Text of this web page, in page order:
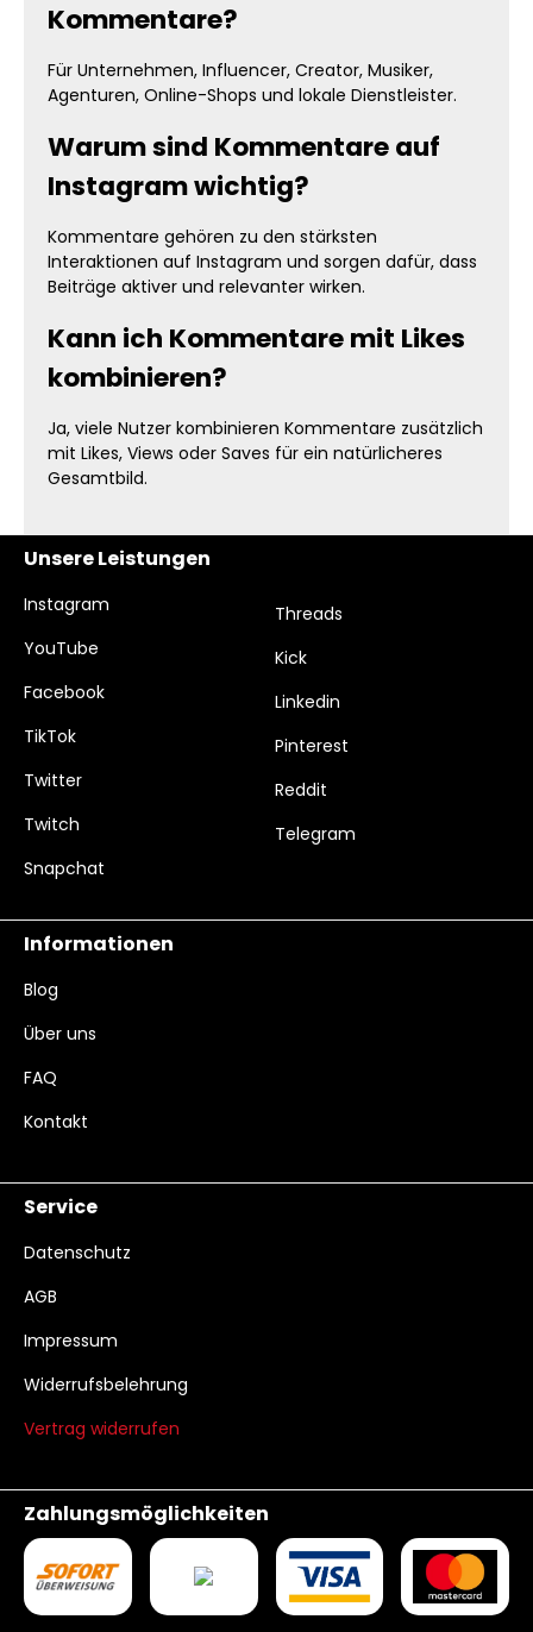
Kommentare?
Für Unternehmen, Influencer, Creator, Musiker,
Agenturen, Online-Shops und lokale Dienstleister.
Warum sind Kommentare auf
Instagram wichtig?
Kommentare gehören zu den stärksten
Interaktionen auf Instagram und sorgen dafür, dass
Beiträge aktiver und relevanter wirken.
Kann ich Kommentare mit Likes
kombinieren?
Ja, viele Nutzer kombinieren Kommentare zusätzlich
mit Likes, Views oder Saves für ein natürlicheres
Gesamtbild.
Unsere Leistungen
Instagram
YouTube
Facebook
TikTok
Twitter
Twitch
Snapchat
Threads
Kick
Linkedin
Pinterest
Reddit
Telegram
Informationen
Blog
Über uns
FAQ
Kontakt
Service
Datenschutz
AGB
Impressum
Widerrufsbelehrung
Vertrag widerrufen
Zahlungsmöglichkeiten